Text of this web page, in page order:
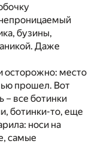
бузины,
Даже
осторожно: место
прошел. Вот
– все ботинки
ботинки-то, еще
носи на
самые